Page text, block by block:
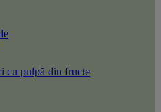
cu pulpă din fructe